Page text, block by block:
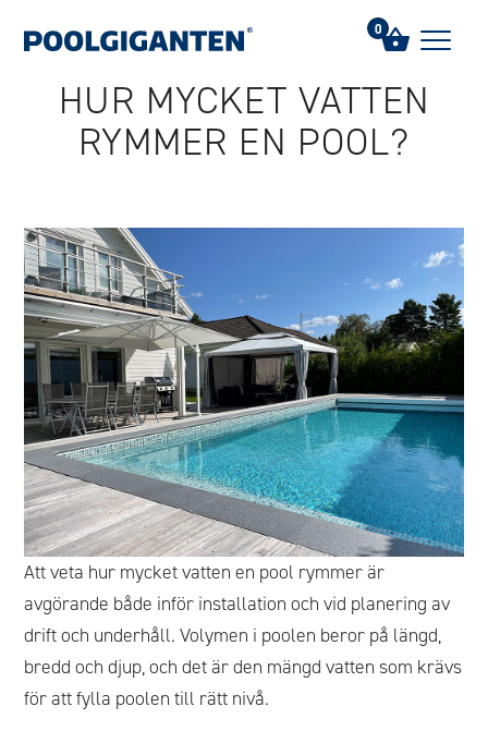
Hur mycket vatten rymmer en pool?
HUR MYCKET VATTEN
RYMMER EN POOL?
Att veta hur mycket vatten en pool rymmer är
avgörande både inför installation och vid planering av
drift och underhåll. Volymen i poolen beror på längd,
bredd och djup, och det är den mängd vatten som krävs
för att fylla poolen till rätt nivå.
0